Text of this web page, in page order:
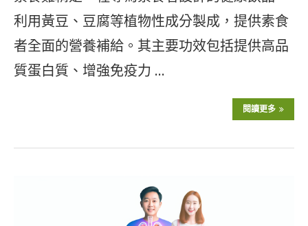
利用黃豆、豆腐等植物性成分製成，提供素食
者全面的營養補給。其主要功效包括提供高品
質蛋白質、增強免疫力 …
閱讀更多